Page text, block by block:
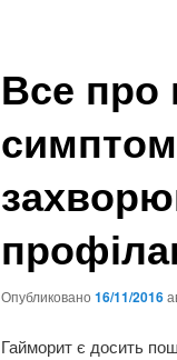
Все про
Опубликовано 16/11/2016
Гайморит є досить